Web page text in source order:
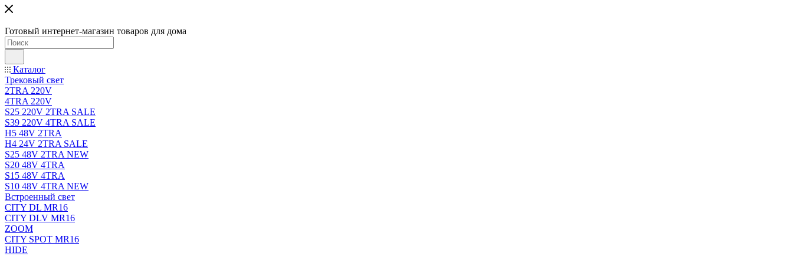
Готовый интернет-магазин товаров для дома
Каталог
Трековый свет
2TRA 220V
4TRA 220V
S25 220V 2TRA SALE
S39 220V 4TRA SALE
H5 48V 2TRA
H4 24V 2TRA SALE
S25 48V 2TRA NEW
S20 48V 4TRA
S15 48V 4TRA
S10 48V 4TRA NEW
Встроенный свет
CITY DL MR16
CITY DLV MR16
ZOOM
CITY SPOT MR16
HIDE